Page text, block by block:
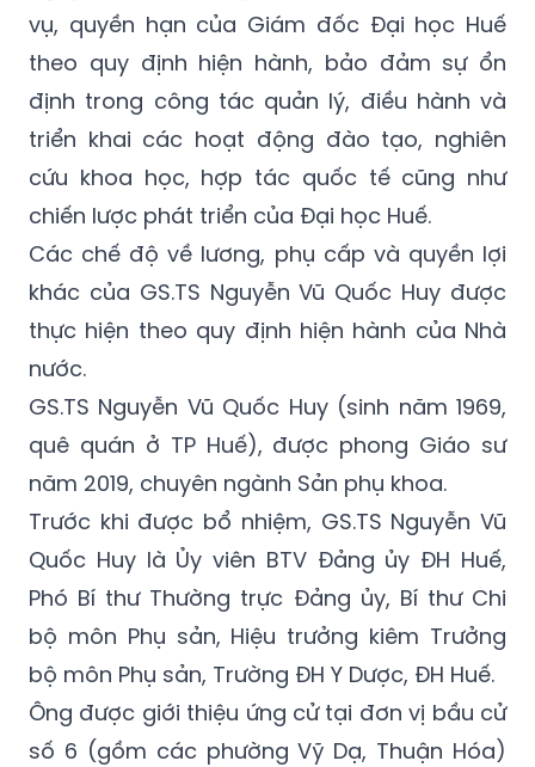
vụ, quyền hạn của Giám đốc Đại học Huế
theo quy định hiện hành, bảo đảm sự ổn
định trong công tác quản lý, điều hành và
triển khai các hoạt động đào tạo, nghiên
cứu khoa học, hợp tác quốc tế cũng như
chiến lược phát triển của Đại học Huế.
Các chế độ về lương, phụ cấp và quyền lợi
khác của GS.TS Nguyễn Vũ Quốc Huy được
thực hiện theo quy định hiện hành của Nhà
nước.
GS.TS Nguyễn Vũ Quốc Huy (sinh năm 1969,
quê quán ở TP Huế), được phong Giáo sư
năm 2019, chuyên ngành Sản phụ khoa.
Trước khi được bổ nhiệm, GS.TS Nguyễn Vũ
Quốc Huy là Ủy viên BTV Đảng ủy ĐH Huế,
Phó Bí thư Thường trực Đảng ủy, Bí thư Chi
bộ môn Phụ sản, Hiệu trưởng kiêm Trưởng
bộ môn Phụ sản, Trường ĐH Y Dược, ĐH Huế.
Ông được giới thiệu ứng cử tại đơn vị bầu cử
số 6 (gồm các phường Vỹ Dạ, Thuận Hóa)